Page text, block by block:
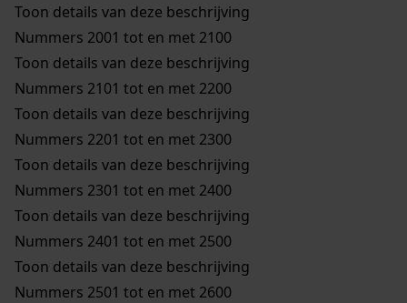
Toon details van deze beschrijving
Nummers 2001 tot en met 2100
Toon details van deze beschrijving
Nummers 2101 tot en met 2200
Toon details van deze beschrijving
Nummers 2201 tot en met 2300
Toon details van deze beschrijving
Nummers 2301 tot en met 2400
Toon details van deze beschrijving
Nummers 2401 tot en met 2500
Toon details van deze beschrijving
Nummers 2501 tot en met 2600